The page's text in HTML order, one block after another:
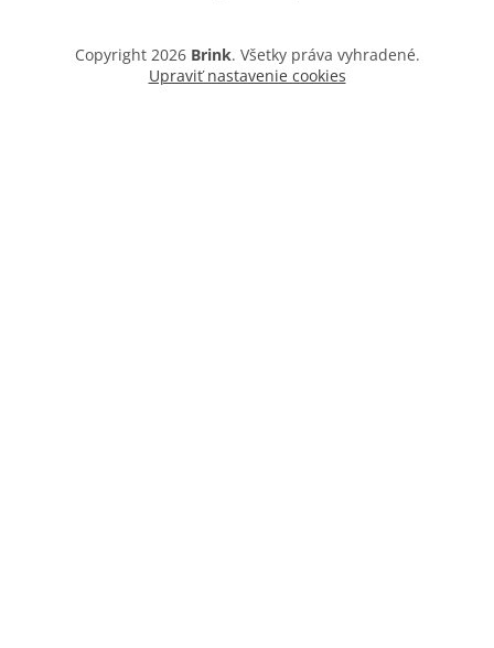
Copyright 2026 Brink. Všetky práva vyhradené.
Upraviť nastavenie cookies